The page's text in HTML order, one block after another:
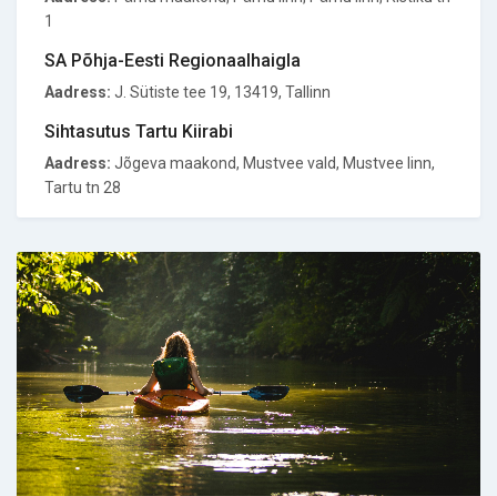
1
SA Põhja-Eesti Regionaalhaigla
Aadress: J. Sütiste tee 19, 13419, Tallinn
Sihtasutus Tartu Kiirabi
Aadress: Jõgeva maakond, Mustvee vald, Mustvee linn,
Tartu tn 28